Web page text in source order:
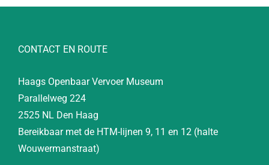
CONTACT EN ROUTE
Haags Openbaar Vervoer Museum
Parallelweg 224
2525 NL Den Haag
Bereikbaar met de HTM-lijnen 9, 11 en 12 (halte
Wouwermanstraat)